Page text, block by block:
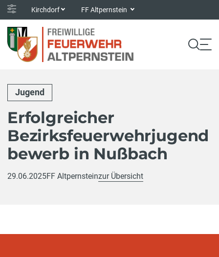
Kirchdorf FF Altpernstein
Jugend
Erfolgreicher
Bezirksfeuerwehrjugend
bewerb in Nußbach
29.06.2025FF Altpernsteinzur Übersicht